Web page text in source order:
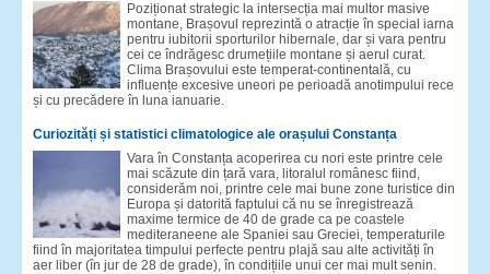
Poziționat strategic la intersecția mai multor masive
montane, Brașovul reprezintă o atracție în special iarna
pentru iubitorii sporturilor hibernale, dar și vara pentru
cei ce îndrăgesc drumețiile montane și aerul curat.
Clima Brașovului este temperat-continentală, cu
influențe excesive uneori pe perioadă anotimpului rece
și cu precădere în luna ianuarie.
Curiozități și statistici climatologice ale orașului Constanța
Vara în Constanța acoperirea cu nori este printre cele
mai scăzute din țară vara, litoralul românesc fiind,
considerăm noi, printre cele mai bune zone turistice din
Europa și datorită faptului că nu se înregistrează
maxime termice de 40 de grade ca pe coastele
mediteraneene ale Spaniei sau Greciei, temperaturile
fiind în majoritatea timpului perfecte pentru plajă sau alte activități în
aer liber (în jur de 28 de grade), în condițiile unui cer mai mult senin.